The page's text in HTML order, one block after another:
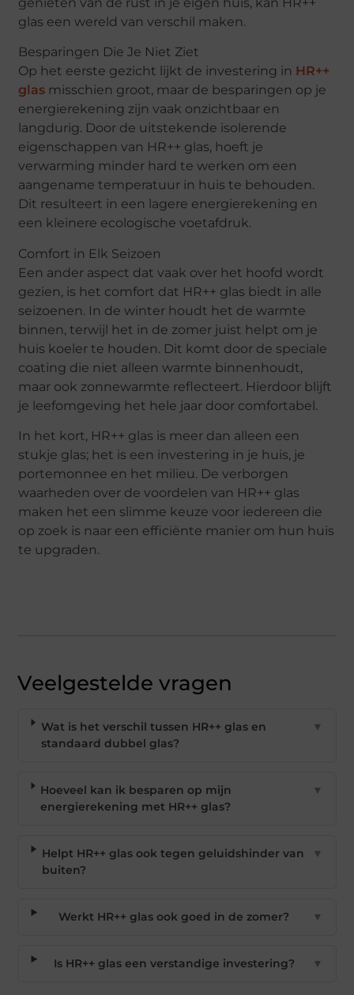
glas een wereld van verschil maken.
Besparingen Die Je Niet Ziet
Op het eerste gezicht lijkt de investering in HR++
glas misschien groot, maar de besparingen op je
energierekening zijn vaak onzichtbaar en
langdurig. Door de uitstekende isolerende
eigenschappen van HR++ glas, hoeft je
verwarming minder hard te werken om een
aangename temperatuur in huis te behouden.
Dit resulteert in een lagere energierekening en
een kleinere ecologische voetafdruk.
Comfort in Elk Seizoen
Een ander aspect dat vaak over het hoofd wordt
gezien, is het comfort dat HR++ glas biedt in alle
seizoenen. In de winter houdt het de warmte
binnen, terwijl het in de zomer juist helpt om je
huis koeler te houden. Dit komt door de speciale
coating die niet alleen warmte binnenhoudt,
maar ook zonnewarmte reflecteert. Hierdoor blijft
je leefomgeving het hele jaar door comfortabel.
In het kort, HR++ glas is meer dan alleen een
stukje glas; het is een investering in je huis, je
portemonnee en het milieu. De verborgen
waarheden over de voordelen van HR++ glas
maken het een slimme keuze voor iedereen die
op zoek is naar een efficiënte manier om hun huis
te upgraden.
Veelgestelde vragen
Wat is het verschil tussen HR++ glas en
standaard dubbel glas?
▼
Hoeveel kan ik besparen op mijn
energierekening met HR++ glas?
▼
Helpt HR++ glas ook tegen geluidshinder van
buiten?
▼
Werkt HR++ glas ook goed in de zomer? ▼
Is HR++ glas een verstandige investering? ▼